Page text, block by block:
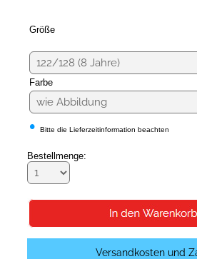
Größe
Farbe
• Bitte die Lieferzeitinformation beachten
Bestellmenge:
Versandkosten und